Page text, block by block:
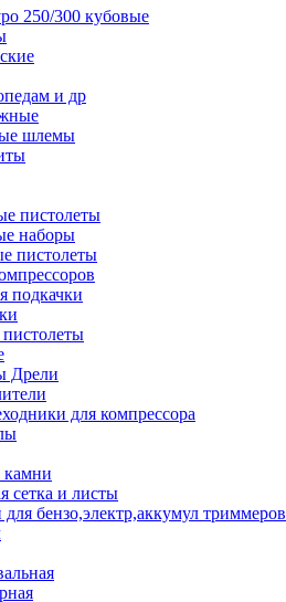
250/300 кубовые
и др
шлемы
пистолеты
наборы
пистолеты
подкачки
Дрели
для компрессора
камни
сетка и листы
бензо,электр,аккумул триммеров